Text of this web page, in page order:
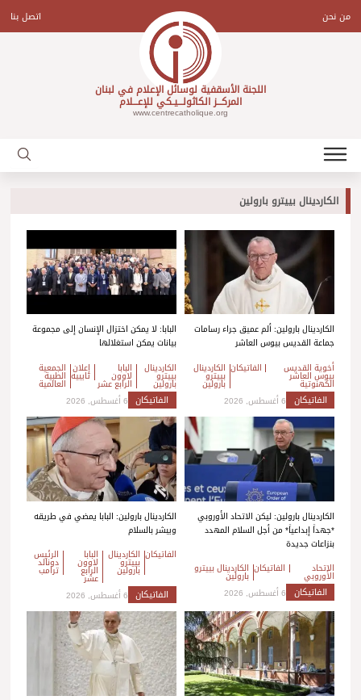
content
من نحن اتصل بنا
اللجنة الأسقفية لوسائل الإعلام في لبنان
المركـــز الكاثولـــيـكي للإعـــلام
www.centrecatholique.org
الكاردينال بييترو بارولين
الكاردينال بارولين: ألم عميق جراء رسامات
جماعة القديس بيوس العاشر
أخوية القديس
بيوس العاشر
الكهنوتية
الفاتيكان الكاردينال
بييترو
بارولين
الفاتيكان 6 أغسطس, 2026
البابا: لا يمكن اختزال الإنسان إلى مجموعة
بيانات يمكن استغلالها
الكاردينال
بييترو
بارولين
البابا
لاوون
الرابع عشر
إعلان
تايبيه
الجمعية
الطبية
العالمية
الفاتيكان 6 أغسطس, 2026
الكاردينال بارولين: ليكن الاتحاد الأوروبي
*جهداً إبداعياً* من أجل السلام المهدد
بنزاعات جديدة
الاتحاد
الأوروبي
الفاتيكان الكاردينال بييترو
بارولين
الفاتيكان 6 أغسطس, 2026
الكاردينال بارولين: البابا يمضي في طريقه
ويبشر بالسلام
الفاتيكان الكاردينال
بييترو
بارولين
البابا
لاوون
الرابع
عشر
الرئيس
دونالد
ترامب
الفاتيكان 6 أغسطس, 2026